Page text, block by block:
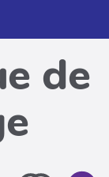
de